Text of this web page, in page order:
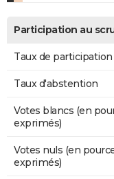
Participation au
Taux de participation
Taux d'abstention
Votes blancs (en
exprimés)
Votes nuls (en
exprimés)